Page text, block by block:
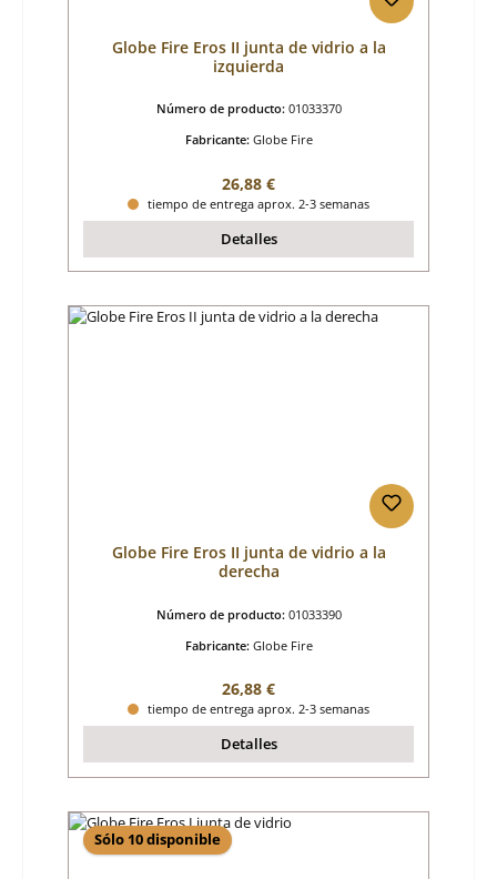
Globe Fire Eros II junta de vidrio a la
izquierda
Número de producto: 01033370
Fabricante: Globe Fire
Precio normal:
26,88 €
tiempo de entrega aprox. 2-3 semanas
Detalles
Globe Fire Eros II junta de vidrio a la
derecha
Número de producto: 01033390
Fabricante: Globe Fire
Precio normal:
26,88 €
tiempo de entrega aprox. 2-3 semanas
Detalles
Sólo 10 disponible